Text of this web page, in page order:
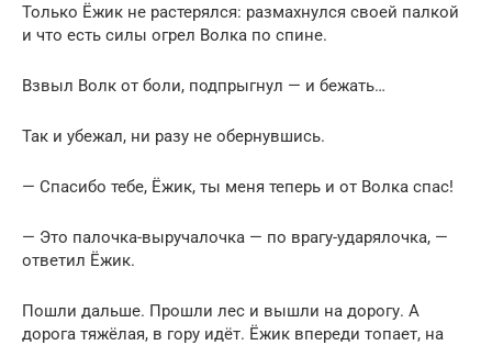
Только Ёжик не растерялся: размахнулся своей палкой
и что есть силы огрел Волка по спине.
Взвыл Волк от боли, подпрыгнул — и бежать…
Так и убежал, ни разу не обернувшись.
— Спасибо тебе, Ёжик, ты меня теперь и от Волка спас!
— Это палочка-выручалочка — по врагу-ударялочка, —
ответил Ёжик.
Пошли дальше. Прошли лес и вышли на дорогу. А
дорога тяжёлая, в гору идёт. Ёжик впереди топает, на